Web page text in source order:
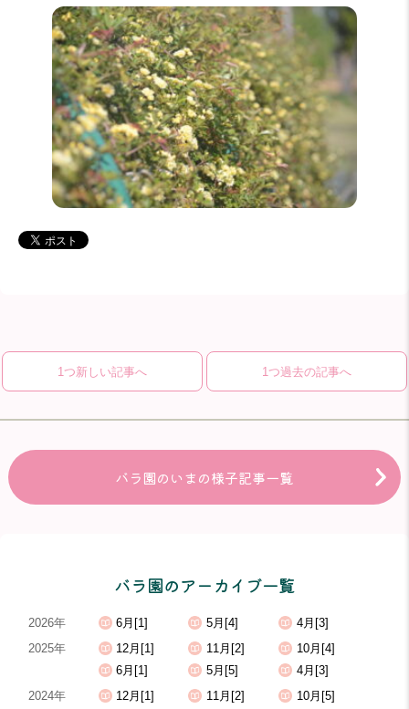
1つ新しい記事へ 1つ過去の記事へ
バラ園のいまの様子記事一覧
バラ園のアーカイブ一覧
2026年 6月[1] 5月[4]
4月[3]
2025年
12月[1] 11月[2]
10月[4]
6月[1]
5月[5]
4月[3]
2024年
12月[1] 11月[2]
10月[5]